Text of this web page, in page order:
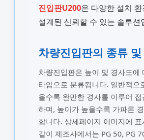
진입판U200은 다양한 설치 환
설계된 신뢰할 수 있는 솔루션
차량진입판의 종류 및
차량진입판은 높이 및 경사도에
타입으로 분류됩니다. 일반적으
을수록 완만한 경사를 이루어
하며, 높이가 높을수록 가파른
합니다. 상세페이지 이미지에
같이 제조사에서는 PG 50, PG